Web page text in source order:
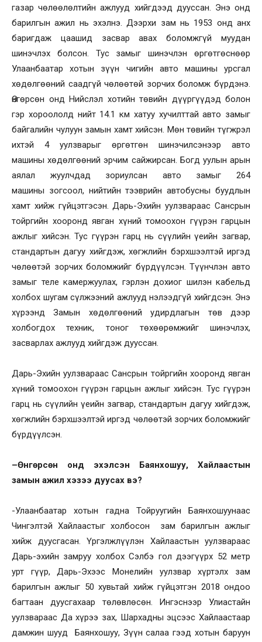
газар чөлөөлөлтийн ажлууд хийгдээд дууссан. Энэ онд
барилгын ажил нь эхэлнэ. Дээрхи зам нь 1953 онд анх
баригдаж цаашид засвар авах боломжгүй муудан
шинэчлэх болсон. Тус замыг шинэчлэн өргөтгөснөөр
Улаанбаатар хотын зүүн чигийн авто машины урсгал
хөдөлгөөний саадгүй чөлөөтөй зорчих боломж бүрдэнэ.
Өнгөрсөн онд Нийслэл хотийн төвийн дүүргүүдэд болон
гэр хороололд нийт 14.1 км хатуу хучилттай авто замыг
байгалийн чулуун замын хамт хийсэн. Мөн төвийн түгжрэл
ихтэй 4 уулзварыг өргөтгөн шинэчилсэнээр авто
машины хөдөлгөөний эрчим сайжирсан. Богд уулын арын
аялал жуулчдад зориулсан авто замыг 264
машины зогсоол, нийтийн тээврийн автобусны буудлын
хамт хийж гүйцэтгэсэн. Дарь-Эхийн уулзвараас Сансрын
тойргийн хооронд явган хүний томоохон гүүрэн гарцын
ажлыг хийсэн. Тус гүүрэн гарц нь сүүлийн үеийн загвар,
стандартын дагуу хийгдэж, хөгжлийн бэрхшээлтэй иргэд
чөлөөтэй зорчих боломжийг бүрдүүлсэн. Түүнчлэн авто
замыг теле камержуулах, гэрлэн дохиог шилэн кабельд
холбох шугам сүлжээний ажлууд нэлээдгүй хийгдсэн. Энэ
хүрээнд Замын хөдөлгөөний удирдлагын төв дээр
холбогдох техник, тоног төхөөрөмжийг шинэчлэх,
засварлах ажлууд хийгдэж дууссан.
Дарь-Эхийн уулзвараас Сансрын тойргийн хооронд явган
хүний томоохон гүүрэн гарцын ажлыг хийсэн. Тус гүүрэн
гарц нь сүүлийн үеийн загвар, стандартын дагуу хийгдэж,
хөгжлийн бэрхшээлтэй иргэд чөлөөтэй зорчих боломжийг
бүрдүүлсэн.
–Өнгөрсөн онд эхэлсэн Баянхошуу, Хайлаастын
замын ажил хэзээ дуусах вэ?
-Улаанбаатар хотын гадна Тойруугийн Баянхошуунаас
Чингэлтэй Хайлаастыг холбосон зам барилгын ажлыг
хийж дуусгасан. Үргэлжлүүлэн Хайлаастын уулзвараас
Дарь-эхийн замруу холбох Сэлбэ гол дээгүүрх 52 метр
урт гүүр, Дарь-Эхээс Монелийн уулзвар хүртэлх зам
барилгын ажлыг 50 хувьтай хийж гүйцэтгэн 2018 ондоо
багтаан дуусгахаар төлөвлөсөн. Ингэснээр Улиастайн
уулзвараас Да хүрээ зах, Шархадны эцсээс Хайлаастаар
дамжин шууд Баянхошуу, Зүүн салаа гээд хотын баруун